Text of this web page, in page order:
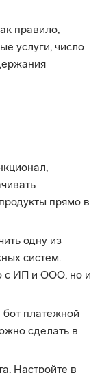
правило,
услуги, число
прямо в
одну из
систем.
с ИП и ООО, но и
бот платежной
сделать в
Настройте в